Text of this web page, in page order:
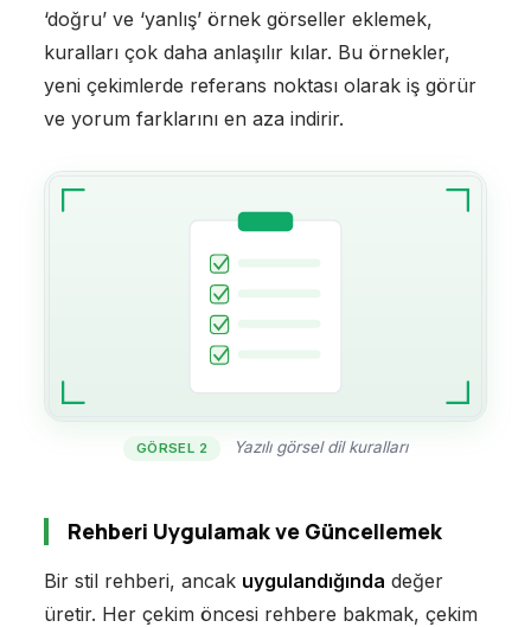
‘doğru’ ve ‘yanlış’ örnek görseller eklemek,
kuralları çok daha anlaşılır kılar. Bu örnekler,
yeni çekimlerde referans noktası olarak iş görür
ve yorum farklarını en aza indirir.
GÖRSEL 2 Yazılı görsel dil kuralları
Rehberi Uygulamak ve Güncellemek
Bir stil rehberi, ancak uygulandığında değer
üretir. Her çekim öncesi rehbere bakmak, çekim